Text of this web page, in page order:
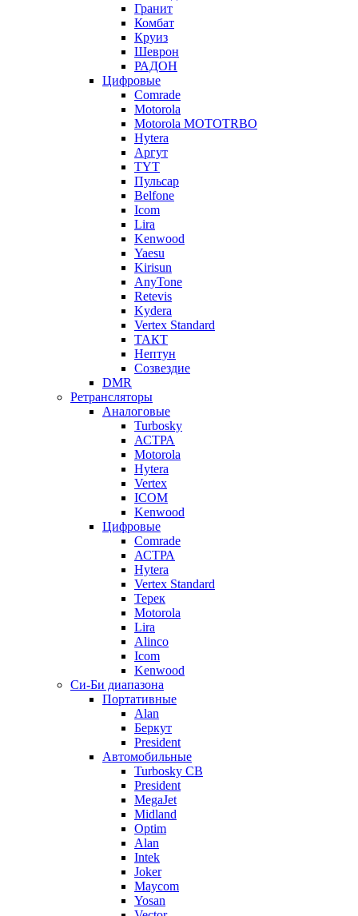
Гранит
Комбат
Круиз
Шеврон
РАДОН
Цифровые
Comrade
Motorola
Motorola MOTOTRBO
Hytera
Аргут
TYT
Пульсар
Belfone
Icom
Lira
Kenwood
Yaesu
Kirisun
AnyTone
Retevis
Kydera
Vertex Standard
ТАКТ
Нептун
Созвездие
DMR
Ретрансляторы
Аналоговые
Turbosky
АСТРА
Motorola
Hytera
Vertex
ICOM
Kenwood
Цифровые
Comrade
АСТРА
Hytera
Vertex Standard
Терек
Motorola
Lira
Alinco
Icom
Kenwood
Си-Би диапазона
Портативные
Alan
Беркут
President
Автомобильные
Turbosky CB
President
MegaJet
Midland
Optim
Alan
Intek
Joker
Maycom
Yosan